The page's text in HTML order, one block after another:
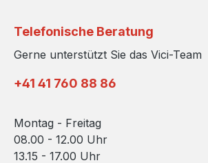
Telefonische Beratung
Gerne unterstützt Sie das Vici-Team
+41 41 760 88 86
Montag - Freitag
08.00 - 12.00 Uhr
13.15 - 17.00 Uhr